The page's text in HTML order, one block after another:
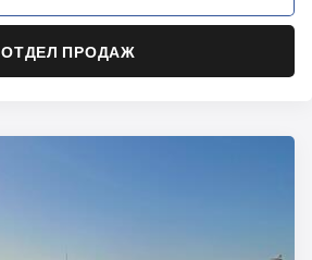
ОТДЕЛ ПРОДАЖ